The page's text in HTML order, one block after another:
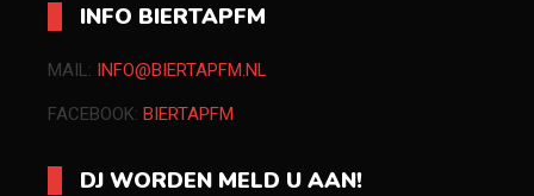
INFO BIERTAPFM
MAIL: INFO@BIERTAPFM.NL
FACEBOOK: BIERTAPFM
DJ WORDEN MELD U AAN!